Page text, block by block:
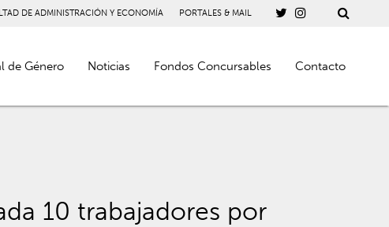
DE ADMINISTRACIÓN Y ECONOMÍA PORTALES & MAIL
de Género Noticias Fondos Concursables Contacto
10 trabajadores por